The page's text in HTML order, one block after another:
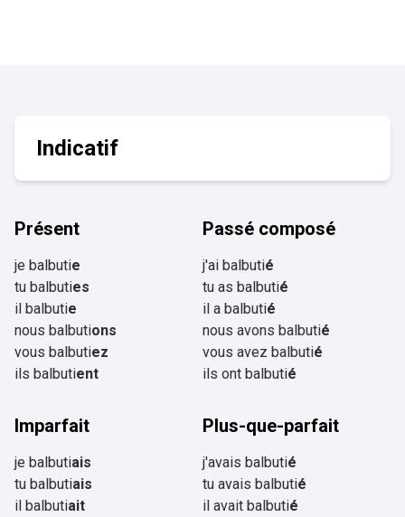
Indicatif
Présent
je balbutie
tu balbuties
il balbutie
nous balbutions
vous balbutiez
ils balbutient
Passé composé
j'ai balbutié
tu as balbutié
il a balbutié
nous avons balbutié
vous avez balbutié
ils ont balbutié
Imparfait
je balbutiais
tu balbutiais
il balbutiait
Plus-que-parfait
j'avais balbutié
tu avais balbutié
il avait balbutié